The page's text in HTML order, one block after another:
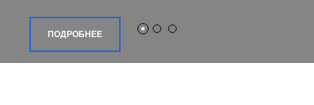
ПОДРОБНЕЕ